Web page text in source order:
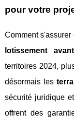
pour votre
Comment
lotissement
territoires 2024,
désormais les
sécurité juridique
offrent des